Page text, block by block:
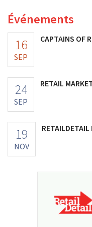
Événements
16
SEP
CAPTAINS OF
24
SEP
RETAIL
19
NOV